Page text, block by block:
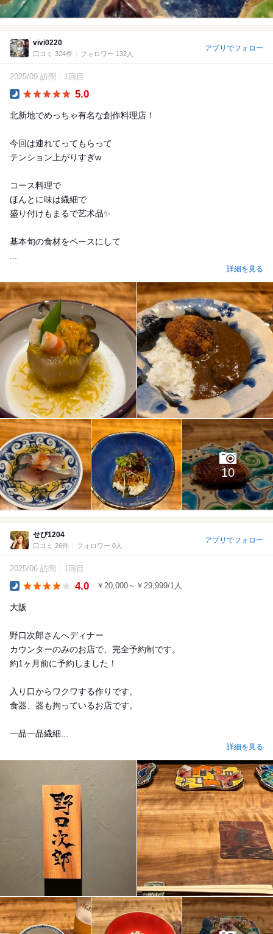
vivi0220
口コミ 324件 フォロワー 132人
アプリでフォロー
2025/09 訪問 1回目
5.0
北新地でめっちゃ有名な創作料理店！
今回は連れてってもらって
テンション上がりすぎw
コース料理で
ほんとに味は繊細で
盛り付けもまるで艺术品✨
基本旬の食材をペースにして
詳細を見る
10
せぴ1204
口コミ 26件 フォロワー 0人
アプリでフォロー
2025/06 訪問 1回目
4.0 ￥20,000～￥29,999/1人
大阪
野口次郎さんへディナー
カウンターのみのお店で、完全予約制です。
約1ヶ月前に予約しました！
入り口からワクワする作りです。
食器、器も拘っているお店です。
一品一品繊細...
詳細を見る